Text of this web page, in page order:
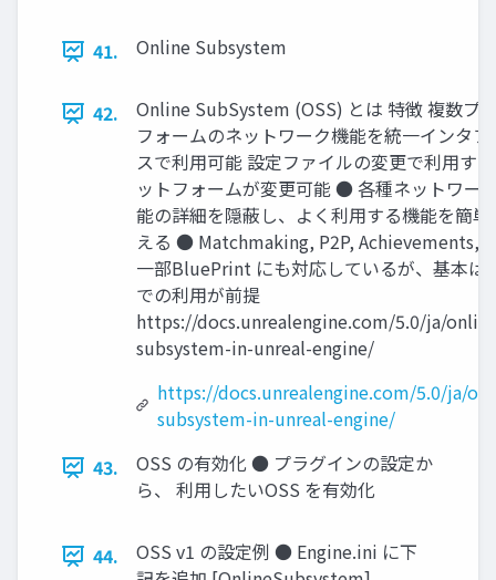
41. Online Subsystem
42.
Online SubSystem (OSS) とは 特徴 複数プ
フォームのネットワーク機能を統一インタフ
スで利用可能 設定ファイルの変更で利用す
ットフォームが変更可能 ● 各種ネットワー
能の詳細を隠蔽し、よく利用する機能を簡単
える ● Matchmaking, P2P, Achievements,
一部BluePrint にも対応しているが、基本は
での利用が前提
https://docs.unrealengine.com/5.0/ja/
subsystem-in-unreal-engine/
https://docs.unrealengine.com/5.0/ja/
subsystem-in-unreal-engine/
43.
OSS の有効化 ● プラグインの設定か
ら、 利用したいOSS を有効化
44.
OSS v1 の設定例 ● Engine.ini に下